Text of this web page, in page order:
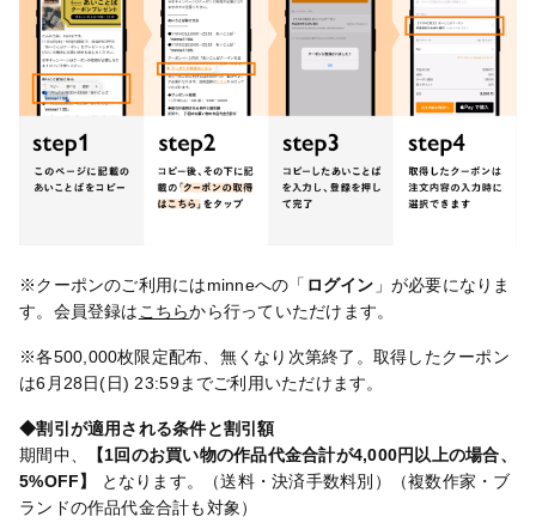
※クーポンのご利用にはminneへの「 ログイン 」が必要になりま
す。会員登録は こちらから行っていただけます。
※各500,000枚限定配布、無くなり次第終了。取得したクーポン
は6月28日(日) 23:59までご利用いただけます。
◆割引が適用される条件と割引額
期間中、
【1回のお買い物の作品代金合計が4,000円以上の場合、
5%OFF】
となります。（送料・決済手数料別）（複数作家・ブ
ランドの作品代金合計も対象）